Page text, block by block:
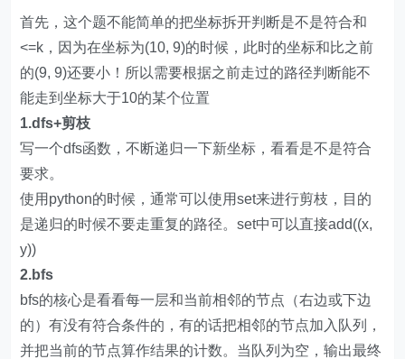
首先，这个题不能简单的把坐标拆开判断是不是符合和
<=k，因为在坐标为(10, 9)的时候，此时的坐标和比之前
的(9, 9)还要小！所以需要根据之前走过的路径判断能不
能走到坐标大于10的某个位置
1.dfs+剪枝
写一个dfs函数，不断递归一下新坐标，看看是不是符合
要求。
使用python的时候，通常可以使用set来进行剪枝，目的
是递归的时候不要走重复的路径。set中可以直接add((x,
y))
2.bfs
bfs的核心是看看每一层和当前相邻的节点（右边或下边
的）有没有符合条件的，有的话把相邻的节点加入队列，
并把当前的节点算作结果的计数。当队列为空，输出最终